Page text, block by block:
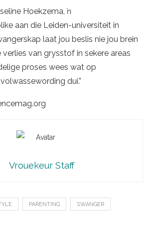
Hoekzema, ŉ
aan die Leiden-universiteit in
laat jou beslis nie jou brein
verlies van grysstof in sekere areas
proses wees wat op
dui.”
Vrouekeur Staff
PARENTING SWANGER